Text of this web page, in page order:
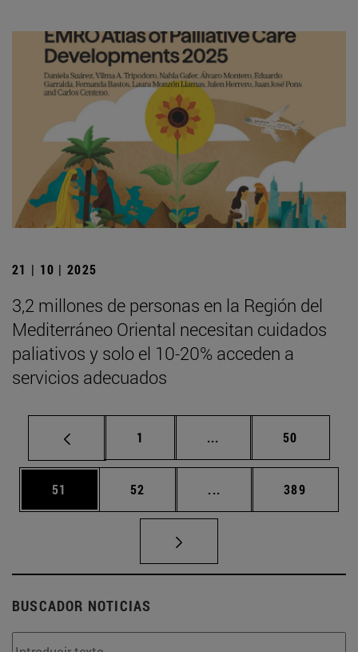
21 | 10 | 2025
3,2 millones de personas en la Región del
Mediterráneo Oriental necesitan cuidados
paliativos y solo el 10-20% acceden a
servicios adecuados
Página
1 ... Páginas intermedias
Página
50
Página
51 Página
52 ... Páginas intermedias
Página
389
BUSCADOR NOTICIAS